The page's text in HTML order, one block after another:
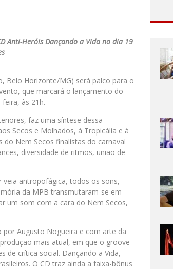
Anti-Heróis Dançando a Vida no dia 19
Belo Horizonte/MG) será palco para o
que marcará o lançamento do
às 21h.
faz uma síntese dessa
Secos e Molhados, à Tropicália e à
Nem Secos finalistas do carnaval
diversidade de ritmos, união de
veia antropofágica, todos os sons,
da MPB transmutaram-se em
um som com a cara do Nem Secos,
por Augusto Nogueira e com arte da
mais atual, em que o groove
de crítica social. Dançando a Vida,
O CD traz ainda a faixa-bônus